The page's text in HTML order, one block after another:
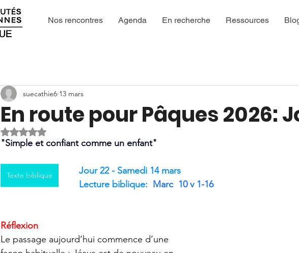
Nos rencontres Agenda En recherche Ressources
En route pour Pâques 2026:
suecathie6 13 mars
Noté NaN étoiles sur 5.
"Simple et confiant comme un enfant"
Texte biblique
Jour 22 - Samedi 14 mars
Lecture biblique: Marc  10 v 1-16
Réflexion
Le passage aujourd’hui commence d’une